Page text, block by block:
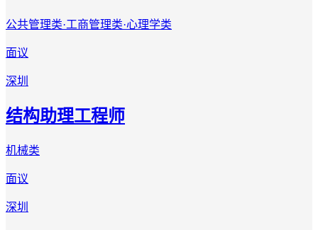
公共管理类·工商管理类·心理学类
面议
深圳
结构助理工程师
机械类
面议
深圳